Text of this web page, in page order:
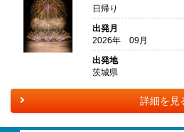
日帰り
出発月
2026年 09月
出発地
茨城県
詳細を見